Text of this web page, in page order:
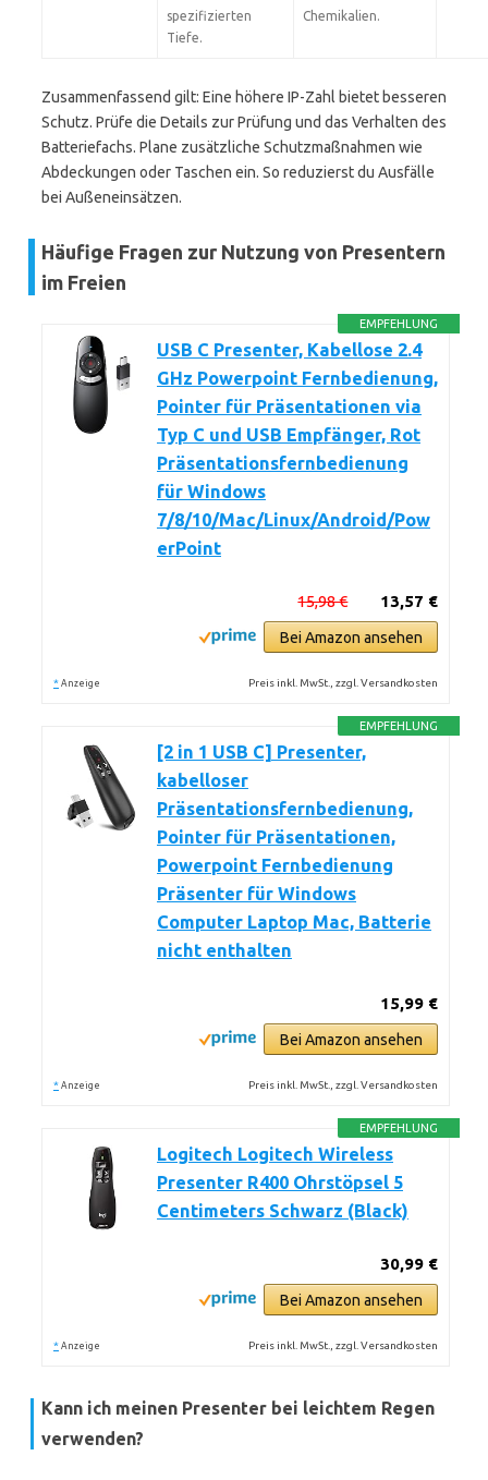
spezifizierten
Tiefe.
Chemikalien.
Zusammenfassend gilt: Eine höhere IP-Zahl bietet besseren
Schutz. Prüfe die Details zur Prüfung und das Verhalten des
Batteriefachs. Plane zusätzliche Schutzmaßnahmen wie
Abdeckungen oder Taschen ein. So reduzierst du Ausfälle
bei Außeneinsätzen.
Häufige Fragen zur Nutzung von Presentern
im Freien
EMPFEHLUNG
USB C Presenter, Kabellose 2.4
GHz Powerpoint Fernbedienung,
Pointer für Präsentationen via
Typ C und USB Empfänger, Rot
Präsentationsfernbedienung
für Windows
7/8/10/Mac/Linux/Android/Pow
erPoint
13,57 €
15,98 €
Bei Amazon ansehen
* Anzeige Preis inkl. MwSt., zzgl. Versandkosten
EMPFEHLUNG
[2 in 1 USB C] Presenter,
kabelloser
Präsentationsfernbedienung,
Pointer für Präsentationen,
Powerpoint Fernbedienung
Präsenter für Windows
Computer Laptop Mac, Batterie
nicht enthalten
15,99 €
Bei Amazon ansehen
* Anzeige Preis inkl. MwSt., zzgl. Versandkosten
EMPFEHLUNG
Logitech Logitech Wireless
Presenter R400 Ohrstöpsel 5
Centimeters Schwarz (Black)
30,99 €
Bei Amazon ansehen
* Anzeige Preis inkl. MwSt., zzgl. Versandkosten
Kann ich meinen Presenter bei leichtem Regen
verwenden?